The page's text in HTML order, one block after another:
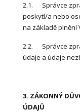
2.1. Správce
poskytl/a nebo
na základě plnění
2.2. Správce
údaje a údaje
3. ZÁKONNÝ
ÚDAJŮ